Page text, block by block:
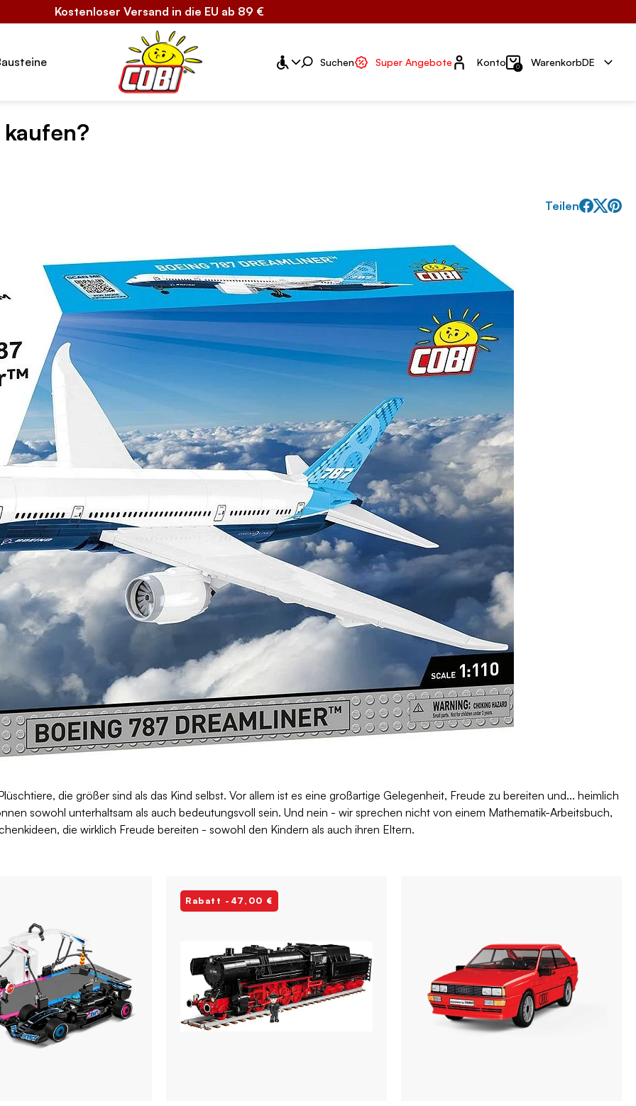
Kostenloser Versand in die EU ab 89 €
Suchen Super Angebote Konto
Konto 0 WarenkorbDE
Teilen
die größer sind als das Kind selbst. Vor allem ist es eine großartige Gelegenheit, Freude zu bereiten und... heimlich
sowohl unterhaltsam als auch bedeutungsvoll sein. Und nein - wir sprechen nicht von einem Mathematik-Arbeitsbuch,
die wirklich Freude bereiten - sowohl den Kindern als auch ihren Eltern.
Rabatt -47,00 €